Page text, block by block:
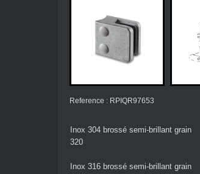
Reference : RPIQR97653
Inox 304 brossé semi-brillant grain
320
Inox 316 brossé semi-brillant grain